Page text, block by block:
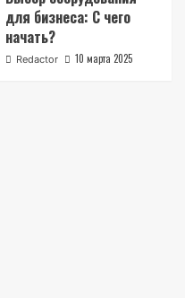
для бизнеса: С чего
начать?
Redactor 10 марта 2025